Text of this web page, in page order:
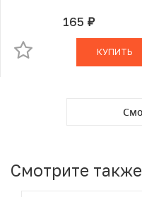
165 руб.В КОРЗИНЕ
КУПИТЬ
Смотрите